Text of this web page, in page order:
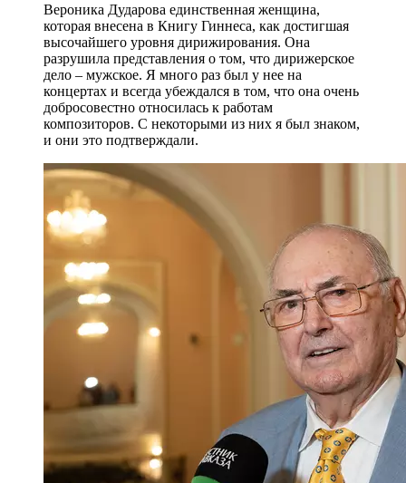
Вероника Дударова единственная женщина,
которая внесена в Книгу Гиннеса, как достигшая
высочайшего уровня дирижирования. Она
разрушила представления о том, что дирижерское
дело – мужское. Я много раз был у нее на
концертах и всегда убеждался в том, что она очень
добросовестно относилась к работам
композиторов. С некоторыми из них я был знаком,
и они это подтверждали.